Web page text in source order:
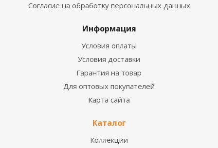
Согласие на обработку персональных данных
Информация
Условия оплаты
Условия доставки
Гарантия на товар
Для оптовых покупателей
Карта сайта
Каталог
Коллекции